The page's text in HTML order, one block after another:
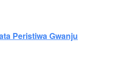
Peristiwa Gwanju